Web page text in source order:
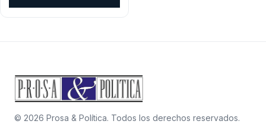
© 2026 Prosa & Política. Todos los derechos reservados.